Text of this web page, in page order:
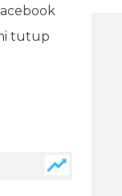
tutup